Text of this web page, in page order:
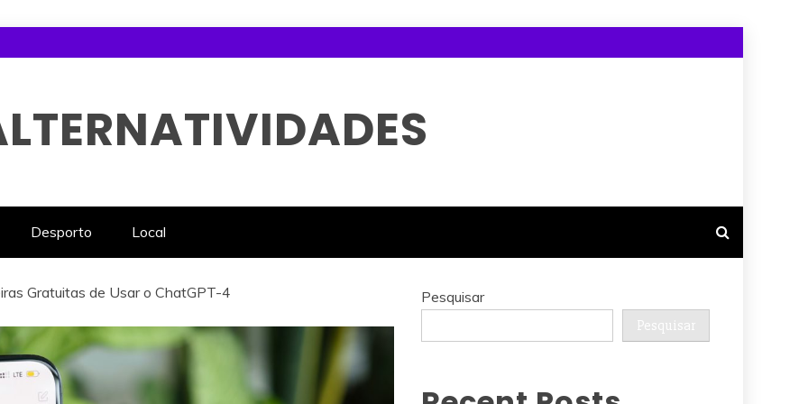
Desporto Local
Gratuitas de Usar o ChatGPT-4
Pesquisar
Pesquisar